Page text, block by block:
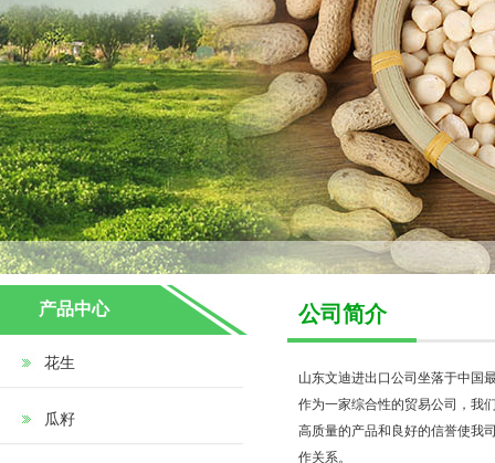
产品中心
花生
瓜籽
公司简介
山东文迪进出口公司坐落于中国
作为一家综合性的贸易公司，我
高质量的产品和良好的信誉使我
作关系。